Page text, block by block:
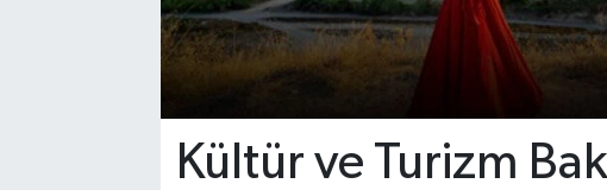
Kültür ve Turizm